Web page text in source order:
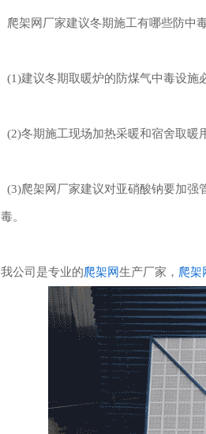
爬架网厂家建议冬期施工有哪些防中
(1)建议冬期取暖炉的防煤气中毒设施
(2)冬期施工现场加热采暖和宿舍取暖
(3)爬架网厂家建议对亚硝酸钠要加强
毒。
我公司是专业的爬架网生产厂家， 爬架